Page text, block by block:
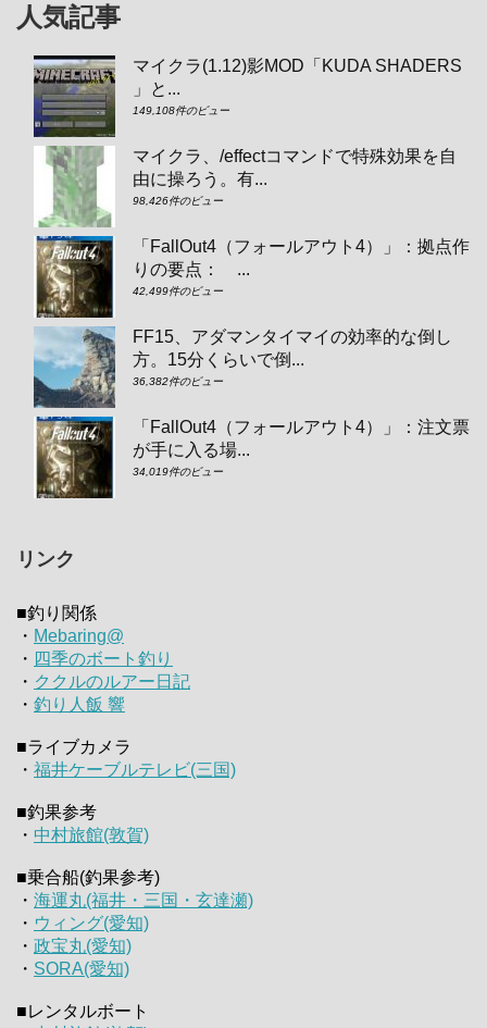
人気記事
マイクラ(1.12)影MOD「KUDA SHADERS
」と...
149,108件のビュー
マイクラ、/effectコマンドで特殊効果を自
由に操ろう。有...
98,426件のビュー
「FallOut4（フォールアウト4）」：拠点作
りの要点： ...
42,499件のビュー
FF15、アダマンタイマイの効率的な倒し
方。15分くらいで倒...
36,382件のビュー
「FallOut4（フォールアウト4）」：注文票
が手に入る場...
34,019件のビュー
リンク
■釣り関係
・ Mebaring@
・ 四季のボート釣り
・ ククルのルアー日記
・ 釣り人飯 響
■ライブカメラ
・ 福井ケーブルテレビ(三国)
■釣果参考
・ 中村旅館(敦賀)
■乗合船(釣果参考)
・ 海運丸(福井・三国・玄達瀬)
・ ウィング(愛知)
・ 政宝丸(愛知)
・ SORA(愛知)
■レンタルボート